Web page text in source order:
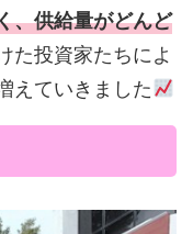
、供給量がどんど
た投資家たちによ
えていきました